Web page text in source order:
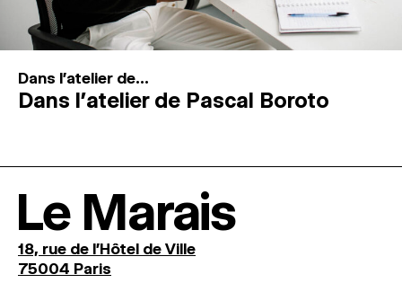
Dans l'atelier de...
Dans l’atelier de Pascal Boroto
Le Marais
18, rue de l'Hôtel de Ville
75004 Paris